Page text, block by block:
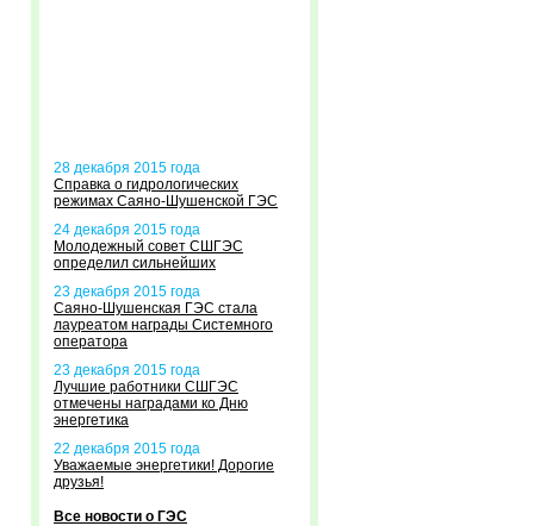
28 декабря 2015 года
Справка о гидрологических
режимах Саяно-Шушенской ГЭС
24 декабря 2015 года
Молодежный совет СШГЭС
определил сильнейших
23 декабря 2015 года
Саяно-Шушенская ГЭС стала
лауреатом награды Системного
оператора
23 декабря 2015 года
Лучшие работники СШГЭС
отмечены наградами ко Дню
энергетика
22 декабря 2015 года
Уважаемые энергетики! Дорогие
друзья!
Все новости о ГЭС